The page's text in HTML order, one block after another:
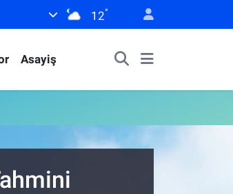
12°
Asayiş